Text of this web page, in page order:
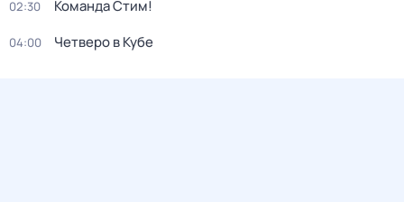
02:30 Команда Стим!
04:00 Четверо в Кубе